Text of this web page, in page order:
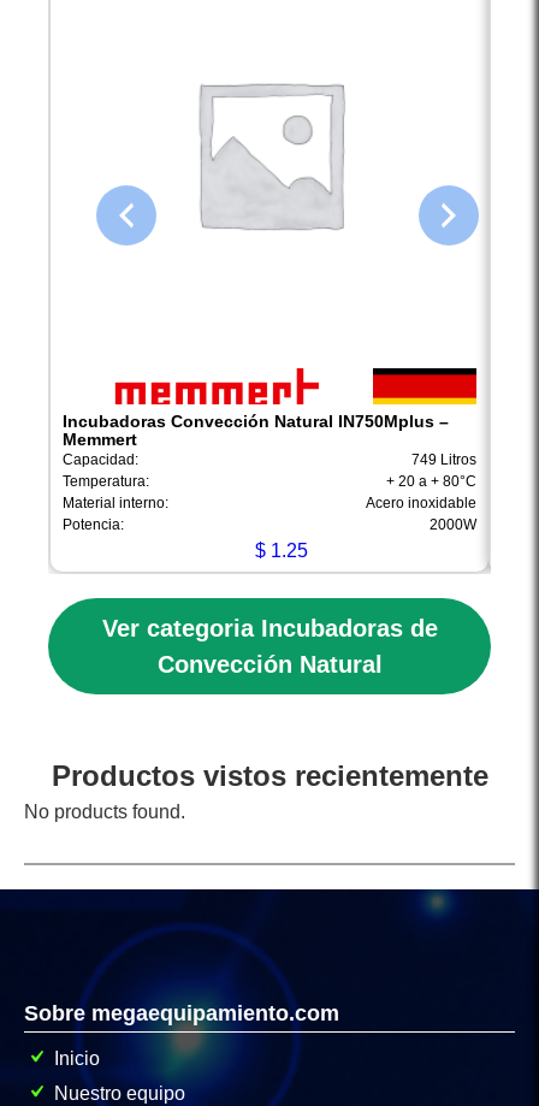
Incubadoras Convección Natural IN750Mplus –
Memmert
Capacidad:
749 Litros
Temperatura:
+ 20 a + 80°C
Material interno:
Acero inoxidable
Potencia:
2000W
$ 1.25
Ver categoria Incubadoras de
Convección Natural
Productos vistos recientemente
No products found.
Sobre megaequipamiento.com
Inicio
Nuestro equipo